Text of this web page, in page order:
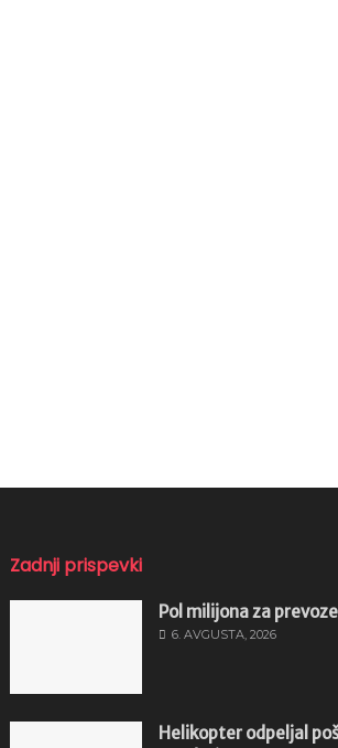
Zadnji prispevki
Pol milijona za
6. AVGUSTA, 2026
Helikopter odpeljal